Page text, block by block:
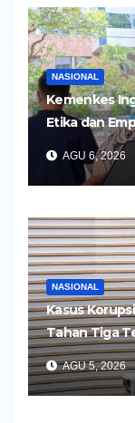
NASIONAL
Kemenkes
Etika dan
AGU 6, 2026
NASIONAL
Kasus
Tahan Tiga
AGU 5, 2026